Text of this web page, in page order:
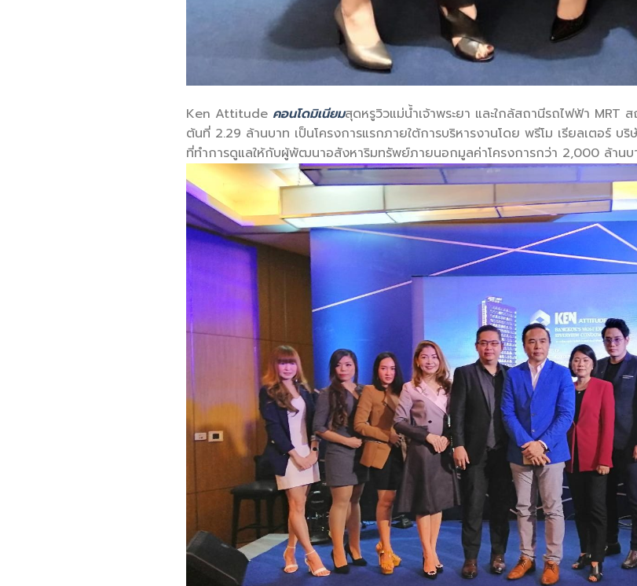
Ken Attitude คอนโดมิเนียมสุดหรูวิวแม่น้ำเจ้าพระยา และใกล้สถานีรถไฟฟ้า MRT
ต้นที่ 2.29 ล้านบาท เป็นโครงการแรกภายใต้การบริหารงานโดย พรีโม เรียลเตอร์ บ
ที่ทำการดูแลให้กับผู้พัฒนาอสังหาริมทรัพย์ภายนอกมูลค่าโครงการกว่า 2,000 ล้านบ